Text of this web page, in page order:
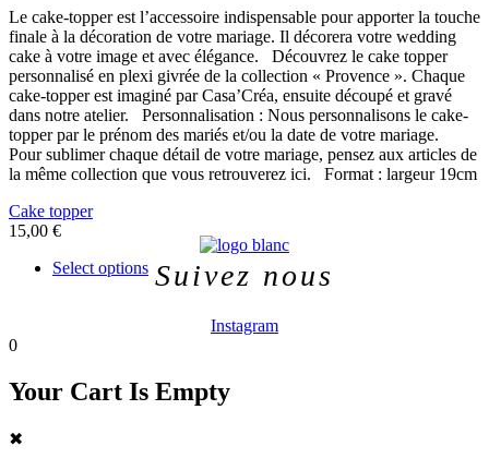
choisies
sur
la
page
du
produit
Le cake-topper est l’accessoire indispensable pour apporter la touche
finale à la décoration de votre mariage. Il décorera votre wedding
cake à votre image et avec élégance. Découvrez le cake topper
personnalisé en plexi givrée de la collection « Provence ». Chaque
cake-topper est imaginé par Casa’Créa, ensuite découpé et gravé
dans notre atelier. Personnalisation : Nous personnalisons le cake-
topper par le prénom des mariés et/ou la date de votre mariage.
Pour sublimer chaque détail de votre mariage, pensez aux articles de
la même collection que vous retrouverez ici. Format : largeur 19cm
Cake topper
15,00 €
Select optionsCe
produit
options
peuvent
Menu
Suivez nous
Instagram
0
Your Cart Is Empty
✖